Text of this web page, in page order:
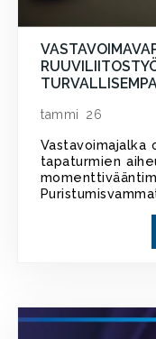
tammi 26
Vastavoimajalka
tapaturmien